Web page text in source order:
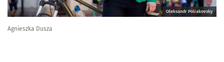
Oleksandr Poliakovsky
Agnieszka Dusza